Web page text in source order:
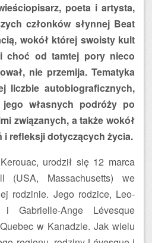
poeta i artysta,
członków słynnej Beat
wokół której swoisty kult
choć od tamtej pory nieco
nie przemija. Tematyka
liczbie autobiograficznych,
własnych podróży po
związanych, a także wokół
i refleksji dotyczących życia.
urodził się 12 marca
Massachusetts) we
rodzinie. Jego rodzice, Leo-
Gabrielle-Ange Lévesque
w Kanadzie. Jak wielu